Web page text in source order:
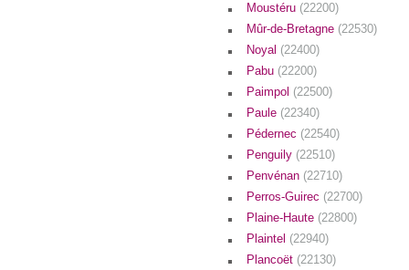
Moustéru (22200)
Mûr-de-Bretagne (22530)
Noyal (22400)
Pabu (22200)
Paimpol (22500)
Paule (22340)
Pédernec (22540)
Penguily (22510)
Penvénan (22710)
Perros-Guirec (22700)
Plaine-Haute (22800)
Plaintel (22940)
Plancoët (22130)